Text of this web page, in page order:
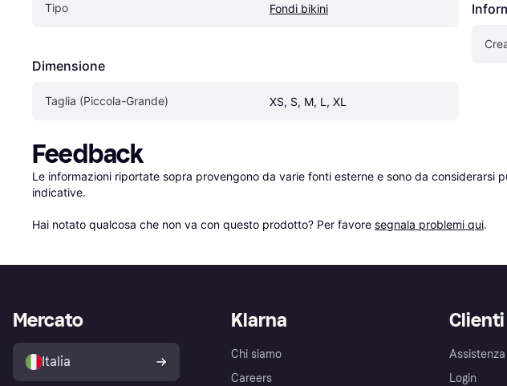
Tipo Fondi bikini
Dimensione
Taglia (Piccola-Grande) XS, S, M, L, XL
Feedback
Le informazioni riportate sopra provengono da varie fonti esterne e sono da considerarsi
indicative.
Hai notato qualcosa che non va con questo prodotto? Per favore segnala problemi qui.
Klarna
Chi siamo
Careers
Clienti
Assistenza
Login
Mercato
Italia